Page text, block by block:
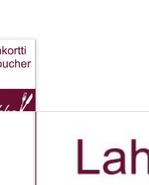
tuotteella